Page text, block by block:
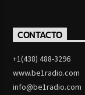
CONTACTO
+1(438) 488-3296
www.be1radio.com
info@be1radio.com